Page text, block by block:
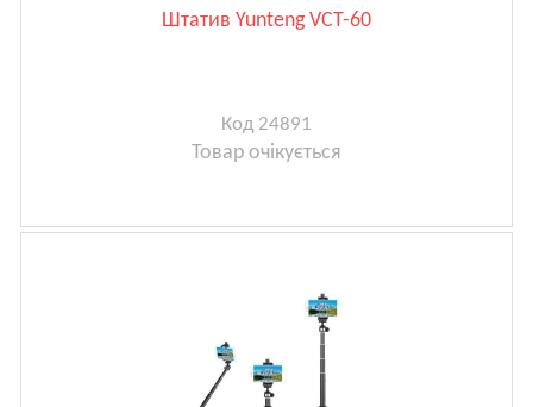
Штатив Yunteng VCT-60
Код 24891
Товар очікується